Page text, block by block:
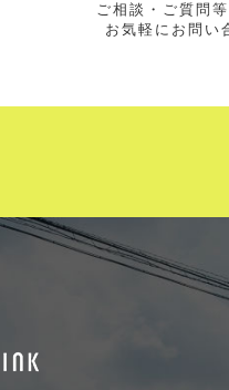
ご相談・ご質問
お気軽にお問い